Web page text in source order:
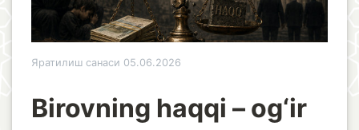
Яратилиш санаси 05.06.2026
Birovning haqqi – og‘ir